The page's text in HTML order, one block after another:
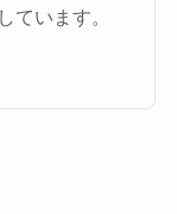
ています。